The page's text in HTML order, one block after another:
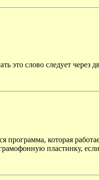
это слово следует через
программа, которая
пластинку,